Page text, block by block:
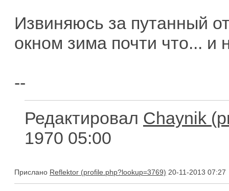
Извиняюсь за путанный
окном зима почти что... и
--
Редактировал Chaynik
1970 05:00
Прислано Reflektor 20-11-2013 07:27